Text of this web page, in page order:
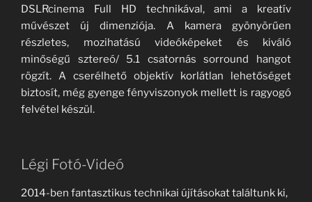
DSLRcinema Full HD technikával, ami a kreatív
művészet új dimenziója. A kamera gyönyörűen
részletes, mozihatású videóképeket és kiváló
minőségű sztereó/ 5.1 csatornás sorround hangot
rögzít. A cserélhető objektív korlátlan lehetőséget
biztosít, még gyenge fényviszonyok mellett is ragyogó
felvétel készül.
Légi Fotó-Videó
2014-ben fantasztikus technikai újításokat találtunk ki,